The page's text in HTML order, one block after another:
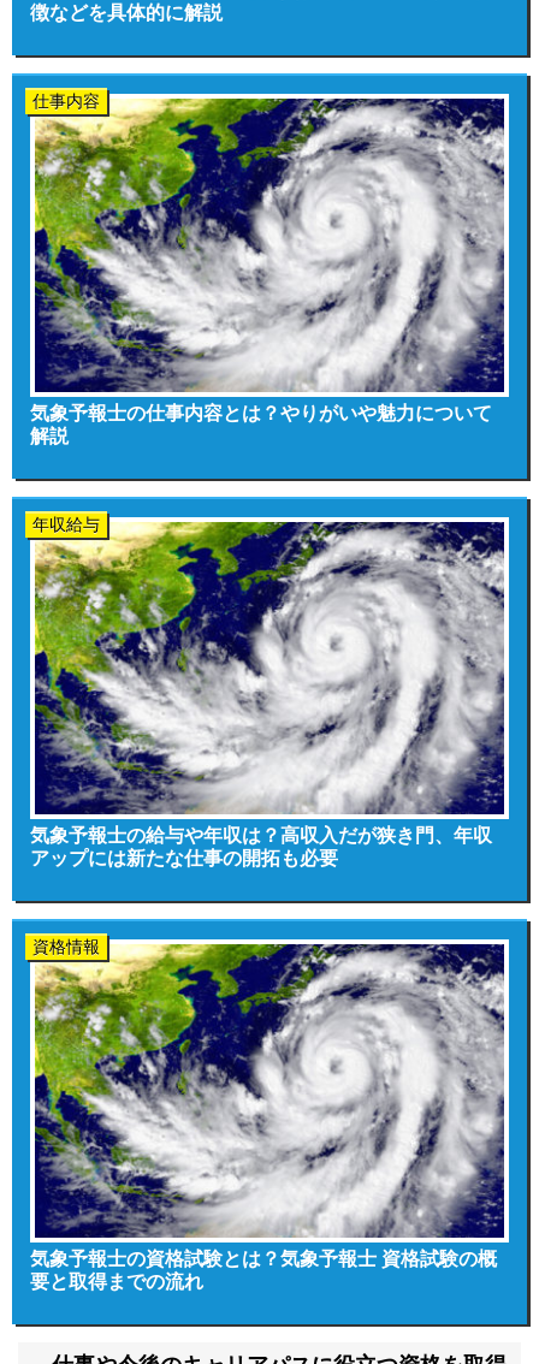
徴などを具体的に解説
仕事内容
気象予報士の仕事内容とは？やりがいや魅力について
解説
年収給与
気象予報士の給与や年収は？高収入だが狭き門、年収
アップには新たな仕事の開拓も必要
資格情報
気象予報士の資格試験とは？気象予報士 資格試験の概
要と取得までの流れ